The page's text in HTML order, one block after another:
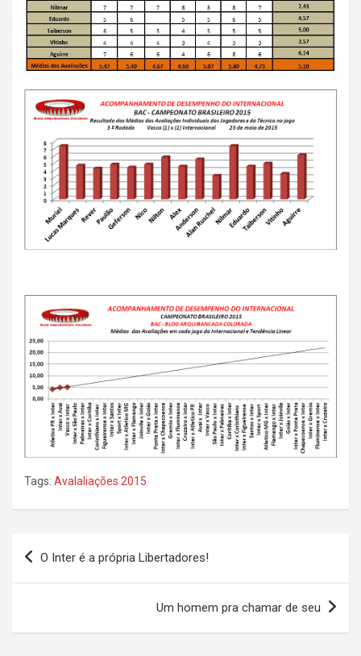
Tags: Avalaliações 2015
Navegação
de
O Inter é a própria Libertadores!
Um homem pra chamar de seu